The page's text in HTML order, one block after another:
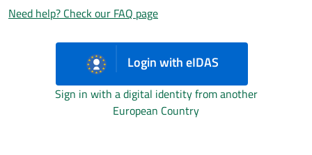
Need help? Check our FAQ page
Login with eIDAS
Sign in with a digital identity from another
European Country